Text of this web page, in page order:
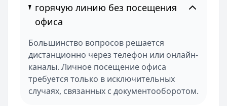
горячую линию без посещения
офиса
Большинство вопросов решается
дистанционно через телефон или онлайн-
каналы. Личное посещение офиса
требуется только в исключительных
случаях, связанных с документооборотом.